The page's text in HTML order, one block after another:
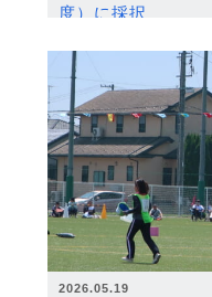
度）に採択
2026.05.19